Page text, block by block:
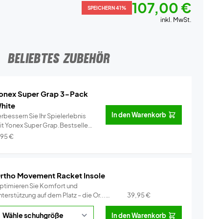
SPEICHERN 41% 107,00 €
inkl. MwSt.
BELIEBTES ZUBEHÖR
Super Grap 3-Pack
Sie Ihr Spielerlebnis
Yonex Super Grap.Bestseller
Info
€
In den Warenkorb
Movement Racket Insole
Sie Komfort und
auf dem Platz – die Or...
39,95€
In den Warenkorb